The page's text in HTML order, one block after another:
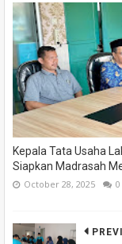
Kepala Tata Usaha
Siapkan Madrasah
October 28, 2025 0